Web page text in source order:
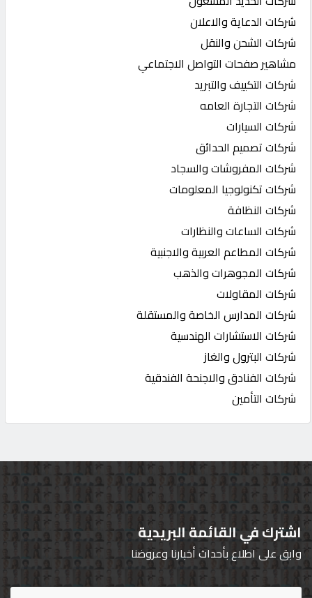
شركات الدعاية والاعلان
شركات الشحن والنقل
مشاهير صفحات التواصل الاجتماعي
شركات التكييف والتبريد
شركات التجارة العامه
شركات السيارات
شركات تصميم الحدائق
شركات المفروشات والسجاد
شركات تكنولوجيا المعلومات
شركات النظافة
شركات الساعات والنظارات
شركات المطاعم العربية والاجنبية
شركات المجوهرات والذهب
شركات المقاولات
شركات المدارس الخاصة والمستقلة
شركات الاستشارات الهندسية
شركات البترول والغاز
شركات الفنادق والاجنحة الفندقية
شركات التأمين
اشترك في القائمة البريدية
وابق على اطلاع بأحداث أخبارنا وعروضنا